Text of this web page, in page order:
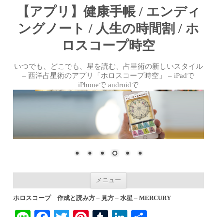
【アプリ】健康手帳 / エンディ
ングノート / 人生の時間割 / ホ
ロスコープ時空
いつでも、どこでも、星を読む、占星術の新しいスタイル
– 西洋占星術のアプリ「ホロスコープ時空」 – iPadで
iPhoneで androidで
メニュー
ホロスコープ 作成と読み方 – 見方 – 水星 – MERCURY